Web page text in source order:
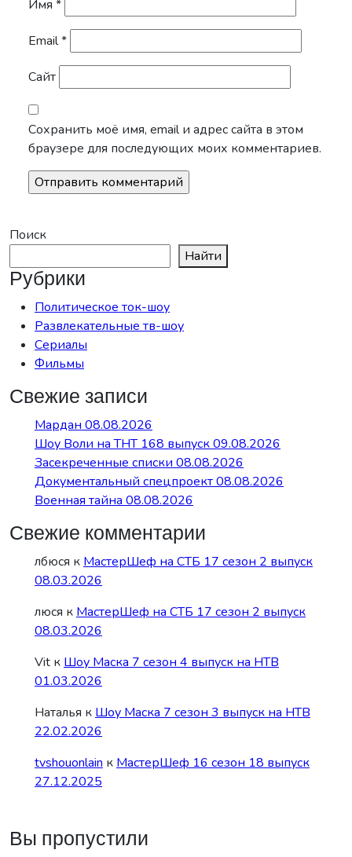
Имя *
Email*
Сайт
Сохранить моё имя, email и адрес сайта в этом
браузере для последующих моих комментариев.
Поиск
Найти
Рубрики
Политическое ток-шоу
Развлекательные тв-шоу
Сериалы
Фильмы
Свежие записи
Мардан 08.08.2026
Шоу Воли на ТНТ 168 выпуск 09.08.2026
Засекреченные списки 08.08.2026
Документальный спецпроект 08.08.2026
Военная тайна 08.08.2026
Свежие комментарии
лбюся к МастерШеф на СТБ 17 сезон 2 выпуск
08.03.2026
люся к МастерШеф на СТБ 17 сезон 2 выпуск
08.03.2026
Vit к Шоу Маска 7 сезон 4 выпуск на НТВ
01.03.2026
Наталья к Шоу Маска 7 сезон 3 выпуск на НТВ
22.02.2026
tvshouonlain к МастерШеф 16 сезон 18 выпуск
27.12.2025
Вы пропустили